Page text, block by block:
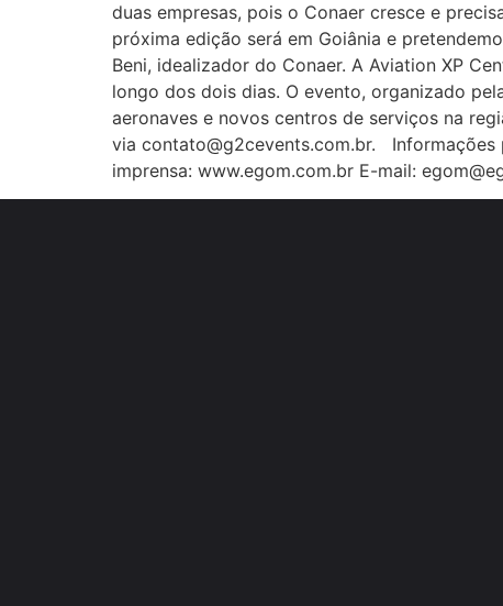
duas empresas, pois o Conaer cresce e
próxima edição será em Goiânia e
Beni, idealizador do Conaer. A Aviation XP
longo dos dois dias. O evento, organizado
aeronaves e novos centros de serviços na
via contato@g2cevents.com.br. Informações
imprensa: www.egom.com.br E-mail: